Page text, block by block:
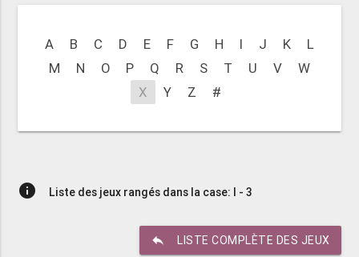
A B C D E F G H I J K
L
M
N O P Q R S T U V
W
X
Y Z #
info Liste des jeux rangés dans la case: I - 3
reply LISTE COMPLÈTE DES JEUX